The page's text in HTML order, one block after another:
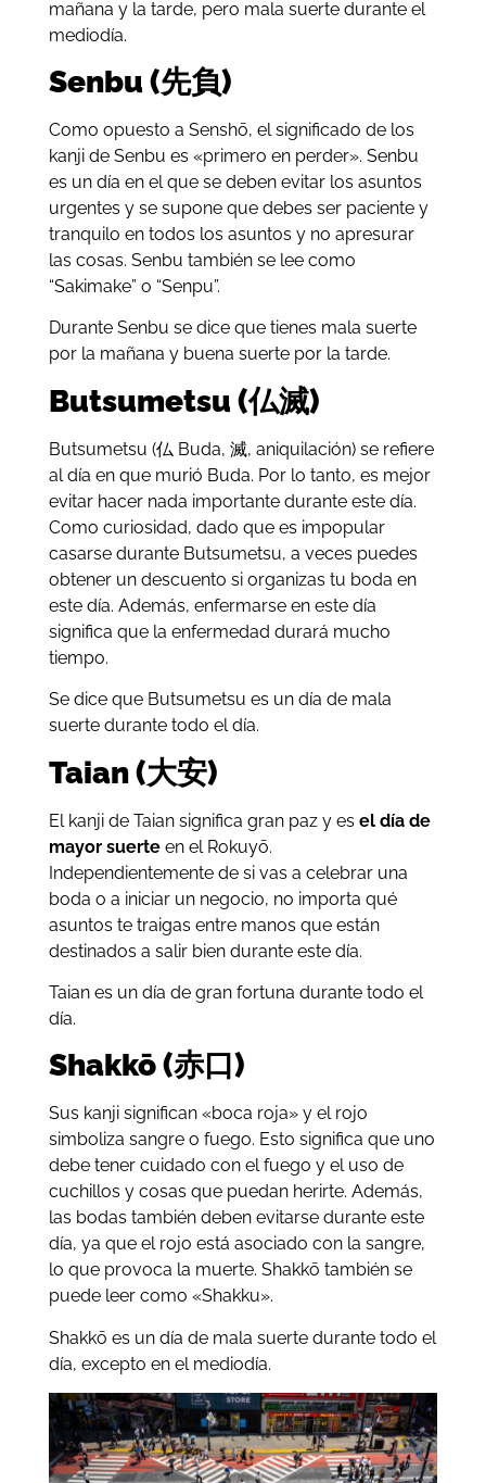
mañana y la tarde, pero mala suerte durante el
mediodía.
Senbu (先負)
Como opuesto a Senshō, el significado de los
kanji de Senbu es «primero en perder». Senbu
es un día en el que se deben evitar los asuntos
urgentes y se supone que debes ser paciente y
tranquilo en todos los asuntos y no apresurar
las cosas. Senbu también se lee como
“Sakimake” o “Senpu”.
Durante Senbu se dice que tienes mala suerte
por la mañana y buena suerte por la tarde.
Butsumetsu (仏滅)
Butsumetsu (仏 Buda, 滅, aniquilación) se refiere
al día en que murió Buda. Por lo tanto, es mejor
evitar hacer nada importante durante este día.
Como curiosidad, dado que es impopular
casarse durante Butsumetsu, a veces puedes
obtener un descuento si organizas tu boda en
este día. Además, enfermarse en este día
significa que la enfermedad durará mucho
tiempo.
Se dice que Butsumetsu es un día de mala
suerte durante todo el día.
Taian (大安)
El kanji de Taian significa gran paz y es el día de
mayor suerteen el Rokuyō.
Independientemente de si vas a celebrar una
boda o a iniciar un negocio, no importa qué
asuntos te traigas entre manos que están
destinados a salir bien durante este día.
Taian es un día de gran fortuna durante todo el
día.
Shakkō (赤口)
Sus kanji significan «boca roja» y el rojo
simboliza sangre o fuego. Esto significa que uno
debe tener cuidado con el fuego y el uso de
cuchillos y cosas que puedan herirte. Además,
las bodas también deben evitarse durante este
día, ya que el rojo está asociado con la sangre,
lo que provoca la muerte. Shakkō también se
puede leer como «Shakku».
Shakkō es un día de mala suerte durante todo el
día, excepto en el mediodía.